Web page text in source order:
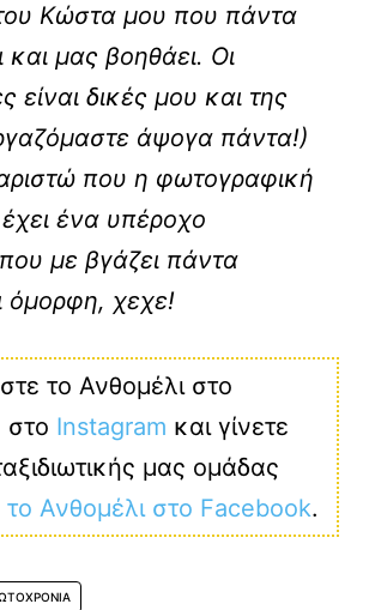
Κώστα μου που πάντα
και μας βοηθάει. Οι
είναι δικές μου και της
άψογα πάντα!)
που η φωτογραφική
ένα υπέροχο
με βγάζει πάντα
όμορφη, χεχε!
το Ανθομέλι στο
στο Instagram και γίνετε
μας ομάδας
το Ανθομέλι στο Facebook.